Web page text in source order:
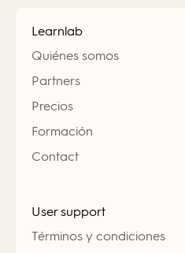
Learnlab
Quiénes somos
Partners
Precios
Formación
Contact
User support
Términos y condiciones